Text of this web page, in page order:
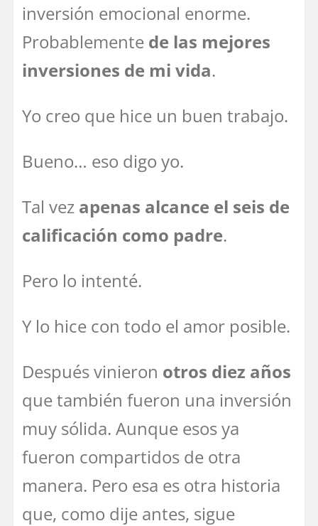
inversión emocional enorme.
Probablemente de las mejores
inversiones de mi vida.
Yo creo que hice un buen trabajo.
Bueno… eso digo yo.
Tal vez apenas alcance el seis de
calificación como padre.
Pero lo intenté.
Y lo hice con todo el amor posible.
Después vinieron otros diez años
que también fueron una inversión
muy sólida. Aunque esos ya
fueron compartidos de otra
manera. Pero esa es otra historia
que, como dije antes, sigue